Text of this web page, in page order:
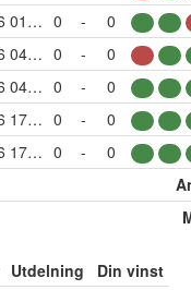
28/06 01:30 0 -
0
28/06 04:00 0 -
0
28/06 04:00 0 -
0
27/06 17:00 0 -
0
27/06 17:00 0 -
0
Utdelning
Din vinst